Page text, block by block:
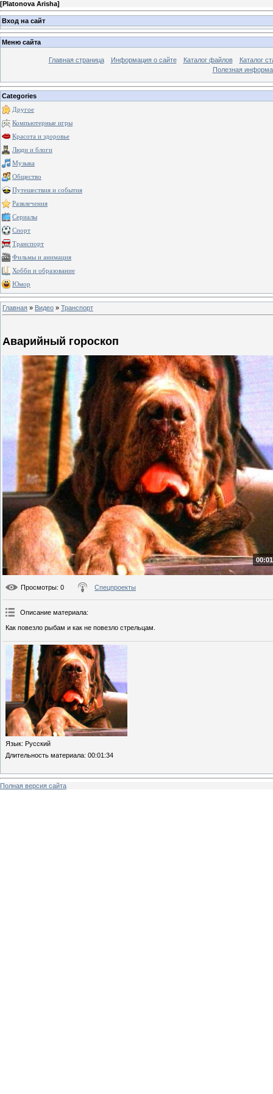
[Platonova Arisha]
Вход на сайт
Меню сайта
Главная страница Информация о сайте Каталог файлов
Каталог
Полезная
Categories
Другое
Компьютерные игры
Красота и здоровье
Люди и блоги
Музыка
Общество
Путешествия и события
Развлечения
Сериалы
Спорт
Транспорт
Фильмы и анимация
Хобби и образование
Юмор
Главная » Видео » Транспорт
Аварийный гороскоп
Просмотры: 0 Спецпроекты
Описание материала:
Как повезло рыбам и как не повезло стрельцам.
Язык: Русский
Длительность материала: 00:01:34
Полная версия сайта